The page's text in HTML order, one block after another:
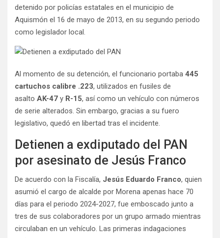
detenido por policías estatales en el municipio de
Aquismón el 16 de mayo de 2013, en su segundo periodo
como legislador local.
Al momento de su detención, el funcionario portaba 445
cartuchos calibre .223, utilizados en fusiles de
asalto AK-47 y R-15, así como un vehículo con números
de serie alterados. Sin embargo, gracias a su fuero
legislativo, quedó en libertad tras el incidente.
Detienen a exdiputado del PAN
por asesinato de Jesús Franco
De acuerdo con la Fiscalía, Jesús Eduardo Franco, quien
asumió el cargo de alcalde por Morena apenas hace 70
días para el periodo 2024-2027, fue emboscado junto a
tres de sus colaboradores por un grupo armado mientras
circulaban en un vehículo. Las primeras indagaciones